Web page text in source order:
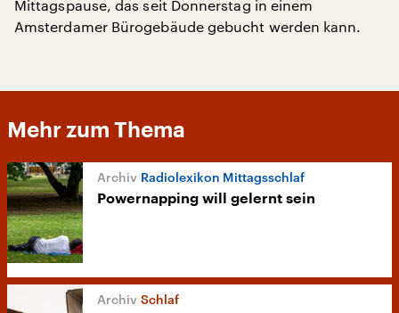
Mittagspause, das seit Donnerstag in einem
Amsterdamer Bürogebäude gebucht werden kann.
Mehr zum Thema
Radiolexikon Mittagsschlaf
Powernapping will gelernt sein
Schlaf